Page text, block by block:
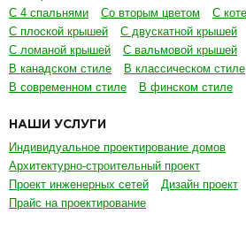
С 4 спальнями
Со вторым цветом
С
С плоской крышей
С двускатной крышей
С ломаной крышей
С вальмовой крышей
В канадском стиле
В классическом стиле
В современном стиле
В финском стиле
НАШИ УСЛУГИ
Индивидуальное проектирование домов
Архитектурно-строительный проект
Проект инженерных сетей
Дизайн проект
Прайс на проектирование